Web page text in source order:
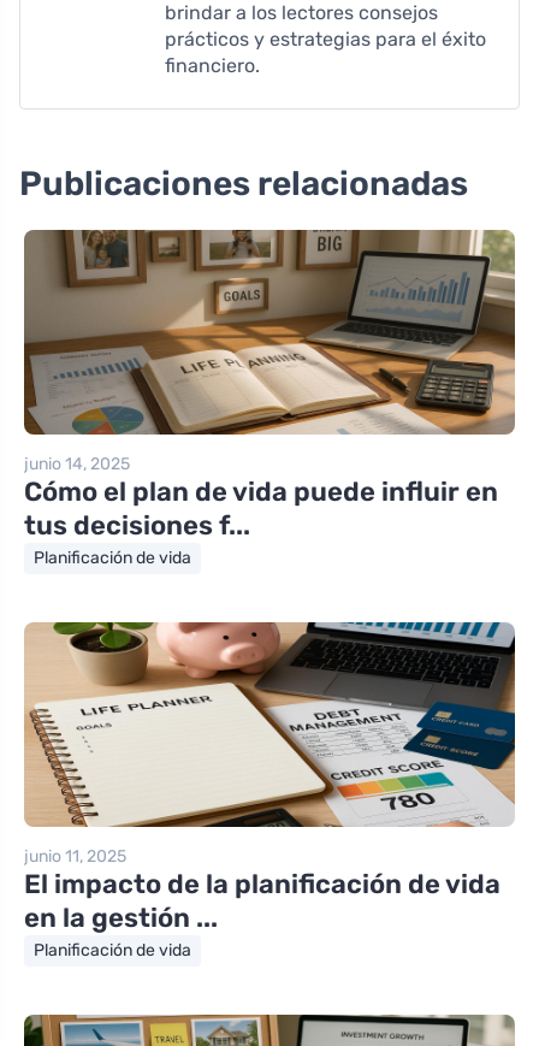
brindar a los lectores consejos
prácticos y estrategias para el éxito
financiero.
Publicaciones relacionadas
junio 14, 2025
Cómo el plan de vida puede influir en
tus decisiones f...
Planificación de vida
junio 11, 2025
El impacto de la planificación de vida
en la gestión ...
Planificación de vida